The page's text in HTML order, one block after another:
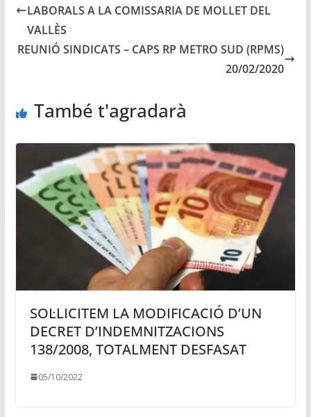
LABORALS A LA COMISSARIA DE MOLLET DEL
VALLÈS
REUNIÓ SINDICATS – CAPS RP METRO SUD (RPMS)
20/02/2020
També t'agradarà
SOL·LICITEM LA MODIFICACIÓ D’UN
DECRET D’INDEMNITZACIONS
138/2008, TOTALMENT DESFASAT
05/10/2022